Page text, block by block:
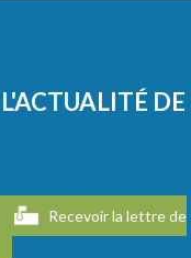
DE
Recevoir la lettre de